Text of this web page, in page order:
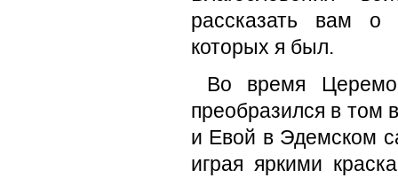
рассказать вам о
которых я был.
Во время
преобразился в том
и Евой в Эдемском
играя яркими